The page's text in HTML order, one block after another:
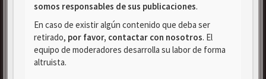
somos responsables de sus publicaciones.
En caso de existir algún contenido que deba ser
retirado, por favor, contactar con nosotros. El
equipo de moderadores desarrolla su labor de forma
altruista.